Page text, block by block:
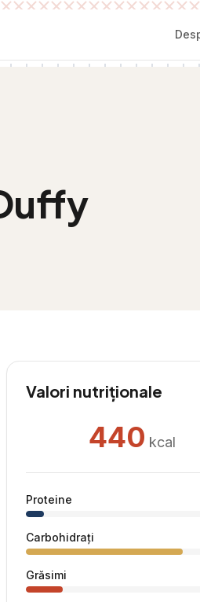
Valori nutriționale
440 kcal
Proteine
Carbohidrați
Grăsimi